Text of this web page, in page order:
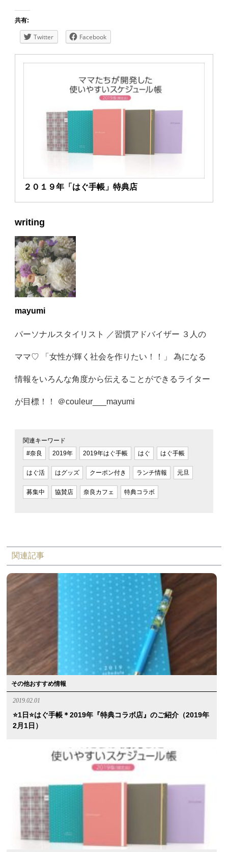
共有:
Twitter Facebook
２０１９年「はぐ手帳」特典店
writing
mayumi
パーソナルスタイリスト ／習慣アドバイザー ３人の
ママ♡ 「女性が輝く社会を作りたい！！」 為になる
情報をいろんな角度から伝えることができるライター
が目標！！ ＠couleur___mayumi
関連キーワード
#奈良
2019年 2019年はぐ手帳 はぐ はぐ手帳
はぐ活 はグッズ クーポン付き ランチ情報 元旦
募集中 協賛店 奈良カフェ 特典コラボ
関連記事
その他おすすめ情報
2019.02.01
⭐️1日⭐️はぐ手帳＊2019年『特典コラボ店』のご紹介（2019年
2月1日）